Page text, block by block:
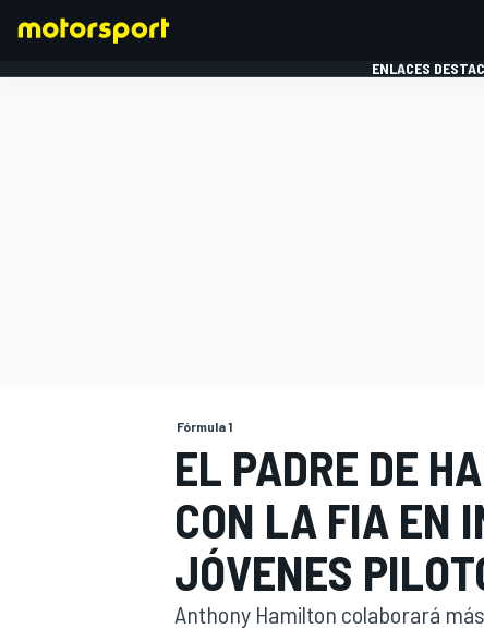
INDYCAR
ENLACES
Fórmula 1
EL PADRE DE
CON LA FIA EN
JÓVENES
Anthony Hamilton colaborará